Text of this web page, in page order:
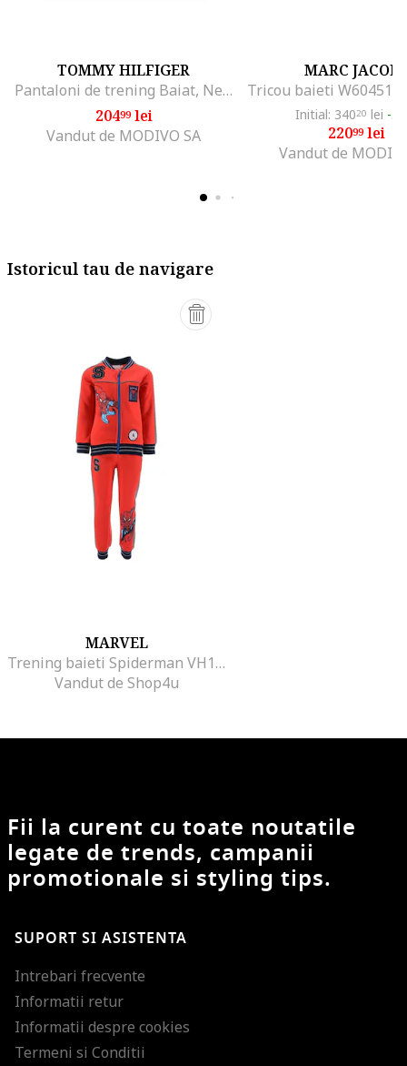
TOMMY HILFIGER
Pantaloni de trening Baiat, Negru, 100% bumbac, 4Y
20499lei
Vandut de MODIVO SA
MARC
Initial: 34020 lei -
22099lei
Vandut de
Istoricul tau de navigare
MARVEL
Trening baieti Spiderman VH1059, Rosu
Vandut de Shop4u
Fii la curent cu toate noutatile
legate de trends, campanii
promotionale si styling tips.
SUPORT SI ASISTENTA
Intrebari frecvente
Informatii retur
Informatii despre cookies
Termeni si Conditii